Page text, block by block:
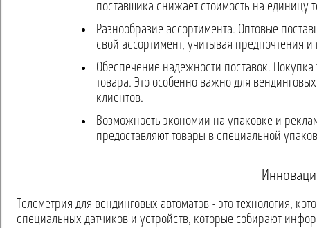
поставщика снижает стоимость на единицу
Разнообразие ассортимента. Оптовые
свой ассортимент, учитывая предпочтения
Обеспечение надежности поставок.
товара. Это особенно важно для
клиентов.
Возможность экономии на упаковке и
предоставляют товары в специальной
Телеметрия для вендинговых автоматов - это технология,
специальных датчиков и устройств, которые собирают